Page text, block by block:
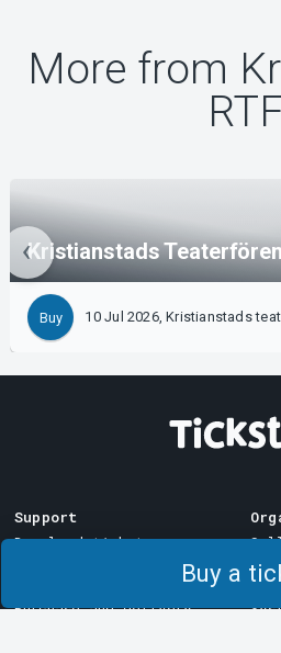
Buy a
More from
Kristianstads
Buy 10 Jul 2026, Kristianstads
Support
Download ticket
Purchase and delivery